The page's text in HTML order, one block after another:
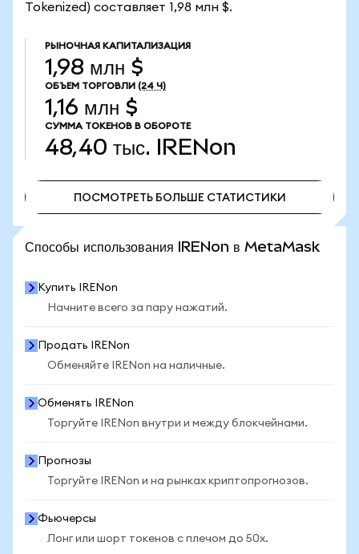
Tokenized) составляет 1,98 млн $.
РЫНОЧНАЯ КАПИТАЛИЗАЦИЯ
1,98 млн $
ОБЪЕМ ТОРГОВЛИ (24 Ч)
1,16 млн $
СУММА ТОКЕНОВ В ОБОРОТЕ
48,40 тыс. IRENon
ПОСМОТРЕТЬ БОЛЬШЕ СТАТИСТИКИ
Способы использования IRENon в MetaMask
Купить IRENon
Начните всего за пару нажатий.
Продать IRENon
Обменяйте IRENon на наличные.
Обменять IRENon
Торгуйте IRENon внутри и между блокчейнами.
Прогнозы
Торгуйте IRENon и на рынках криптопрогнозов.
Фьючерсы
Лонг или шорт токенов с плечом до 50x.